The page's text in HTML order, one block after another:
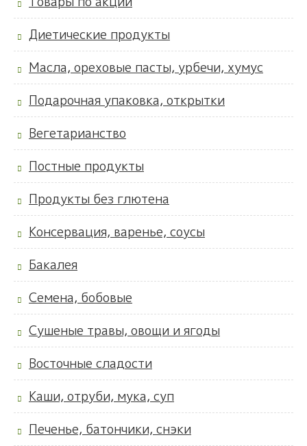
Диетические продукты
Масла, ореховые пасты, урбечи, хумус
Подарочная упаковка, открытки
Вегетарианство
Постные продукты
Продукты без глютена
Консервация, варенье, соусы
Бакалея
Семена, бобовые
Сушеные травы, овощи и ягоды
Восточные сладости
Каши, отруби, мука, суп
Печенье, батончики, снэки